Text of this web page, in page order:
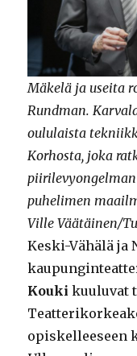
Mäkelä ja useita
Rundman.
oululaista
Korhosta, joka
puhelimen
Ville Väätäinen/
Keski-Vähälä ja
Kouki kuuluvat
opiskelleeseen